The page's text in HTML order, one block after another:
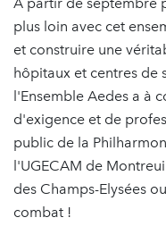
plus loin avec cet
et construire une
hôpitaux et centres de
l'Ensemble Aedes a à
d'exigence et de
public de la
l'UGECAM de
des Champs-Elysées
combat !